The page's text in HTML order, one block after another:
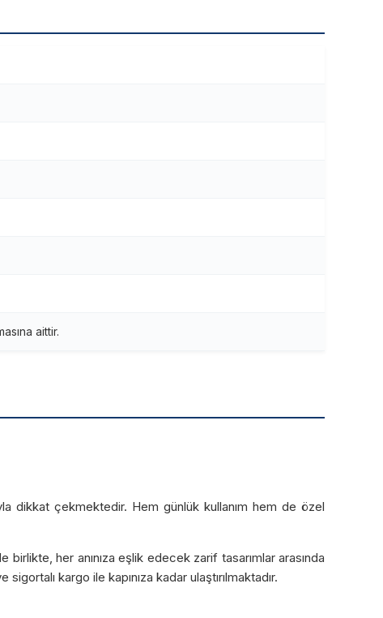
dikkat çekmektedir. Hem günlük kullanım hem de özel
her anınıza eşlik edecek zarif tasarımlar arasında
kargo ile kapınıza kadar ulaştırılmaktadır.
aittir.